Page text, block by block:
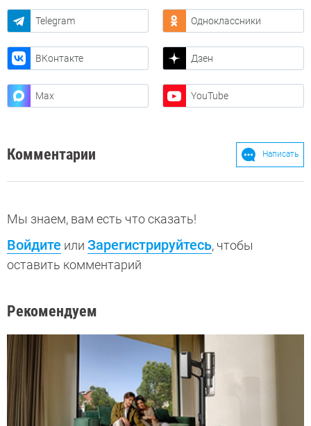
Telegram Одноклассники
ВКонтакте Дзен
Max YouTube
Комментарии Написать
Мы знаем, вам есть что сказать!
Войдите или Зарегистрируйтесь, чтобы
оставить комментарий
Рекомендуем